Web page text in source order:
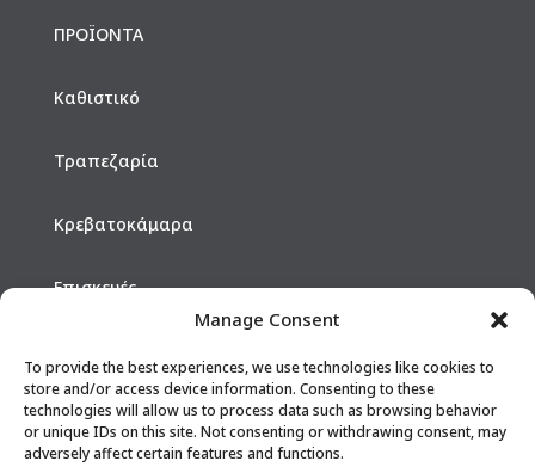
Manage Consent
To provide the best experiences, we use technologies like cookies to
store and/or access device information. Consenting to these
technologies will allow us to process data such as browsing behavior
or unique IDs on this site. Not consenting or withdrawing consent, may
adversely affect certain features and functions.
ΠΡΟΪΟΝΤΑ
Καθιστικό
Τραπεζαρία
Κρεβατοκάμαρα
Επισκευές
ΕΠΙΚΟΙΝΩΝΙΑ